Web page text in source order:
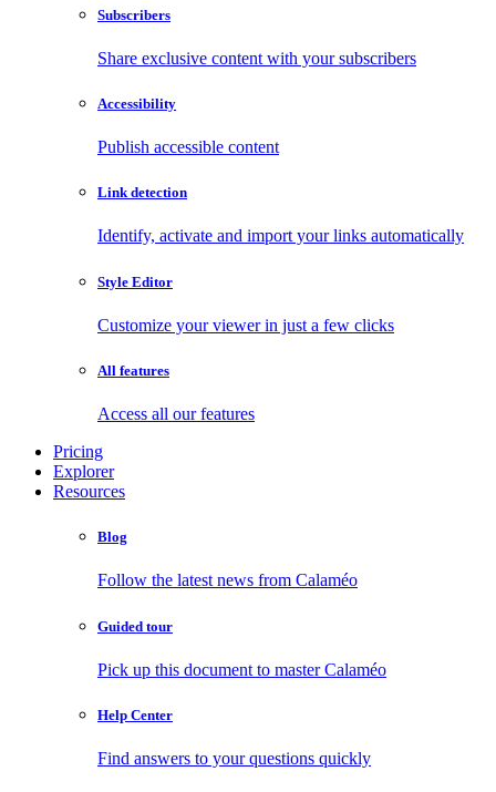
Subscribers
Share exclusive content with your subscribers
Accessibility
Publish accessible content
Link detection
Identify, activate and import your links automatically
Style Editor
Customize your viewer in just a few clicks
All features
Access all our features
Pricing
Explorer
Resources
Blog
Follow the latest news from Calaméo
Guided tour
Pick up this document to master Calaméo
Help Center
Find answers to your questions quickly